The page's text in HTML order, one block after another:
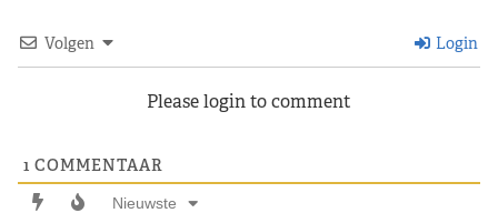
Volgen Login
Please login to comment
1 COMMENTAAR
Nieuwste